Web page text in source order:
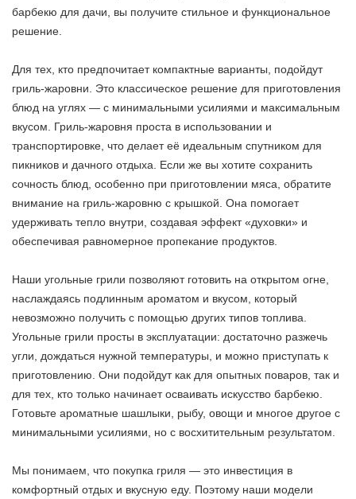
барбекю для дачи, вы получите стильное и функциональное
решение.
Для тех, кто предпочитает компактные варианты, подойдут
гриль-жаровни. Это классическое решение для приготовления
блюд на углях — с минимальными усилиями и максимальным
вкусом. Гриль-жаровня проста в использовании и
транспортировке, что делает её идеальным спутником для
пикников и дачного отдыха. Если же вы хотите сохранить
сочность блюд, особенно при приготовлении мяса, обратите
внимание на гриль-жаровню с крышкой. Она помогает
удерживать тепло внутри, создавая эффект «духовки» и
обеспечивая равномерное пропекание продуктов.
Наши угольные грили позволяют готовить на открытом огне,
наслаждаясь подлинным ароматом и вкусом, который
невозможно получить с помощью других типов топлива.
Угольные грили просты в эксплуатации: достаточно разжечь
угли, дождаться нужной температуры, и можно приступать к
приготовлению. Они подойдут как для опытных поваров, так и
для тех, кто только начинает осваивать искусство барбекю.
Готовьте ароматные шашлыки, рыбу, овощи и многое другое с
минимальными усилиями, но с восхитительным результатом.
Мы понимаем, что покупка гриля — это инвестиция в
комфортный отдых и вкусную еду. Поэтому наши модели